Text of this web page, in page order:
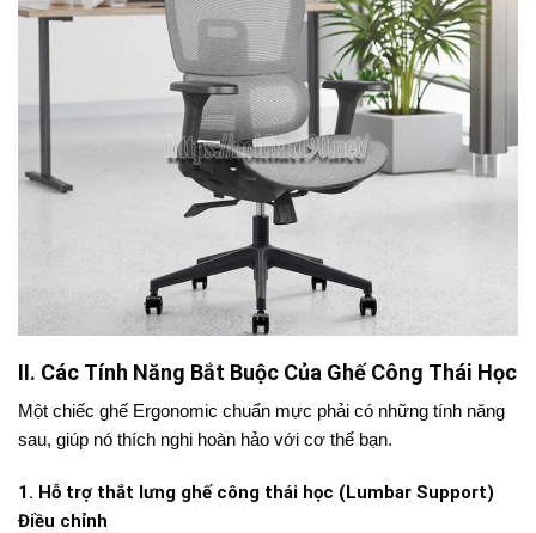
II. Các Tính Năng Bắt Buộc Của Ghế Công Thái Học
Một chiếc ghế Ergonomic chuẩn mực phải có những tính năng
sau, giúp nó thích nghi hoàn hảo với cơ thể bạn.
1. Hỗ trợ thắt lưng ghế công thái học (Lumbar Support)
Điều chỉnh